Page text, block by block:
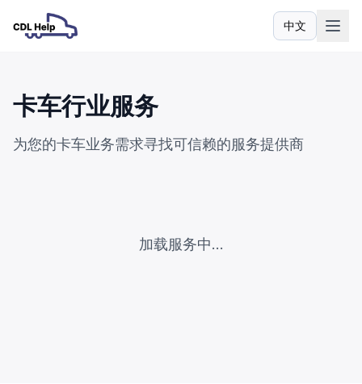
中文语言
卡车行业服务
为您的卡车业务需求寻找可信赖的服务提供商
加载服务中...